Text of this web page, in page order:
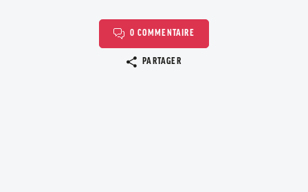
0 COMMENTAIRE
PARTAGER